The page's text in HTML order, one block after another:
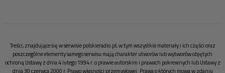
Treści, znajdujące się w serwisie polskieradio.pl, w tym wszystkie materiały i ich części oraz
poszczególne elementy samego serwisu mają charakter utworów lub wytworów objętych
ochroną Ustawy z dnia 4 lutego 1994 r. o prawie autorskim i prawach pokrewnych lub Ustawy z
dnia 30 czerwca 2000 r. Prawo własności przemysłowej. Prawa o których mowa w zdaniu